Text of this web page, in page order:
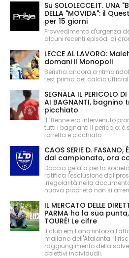
Su SOLOLECCE.IT. UNA
DELLA "MOVIDA": il
per 15 giorni
Provvedimento d'urgenza
alcuni recenti episodi di
LECCE AL LAVORO:
domani il Monopoli
Berisha ancora a ritmo
test prima del calcio
SEGNALA IL PERICOLO
AI BAGNANTI,
picchiato
Il 18enne era intervenuto
tutti i bagnanti il pericolo:
torretta e picchiato
CAOS SERIE D.
dal campionato, ora
Doccia gelata per la
ratifica l'esclusione dal
irregolarità nella
nuova proprietà non si
IL MERCATO DELLE
PARMA ha la sua
TOURÉ! Le cifre
Il club emiliano rinforza
maliano dell'Atalanta. Il
raggiungimento della
obiettivi individuali.